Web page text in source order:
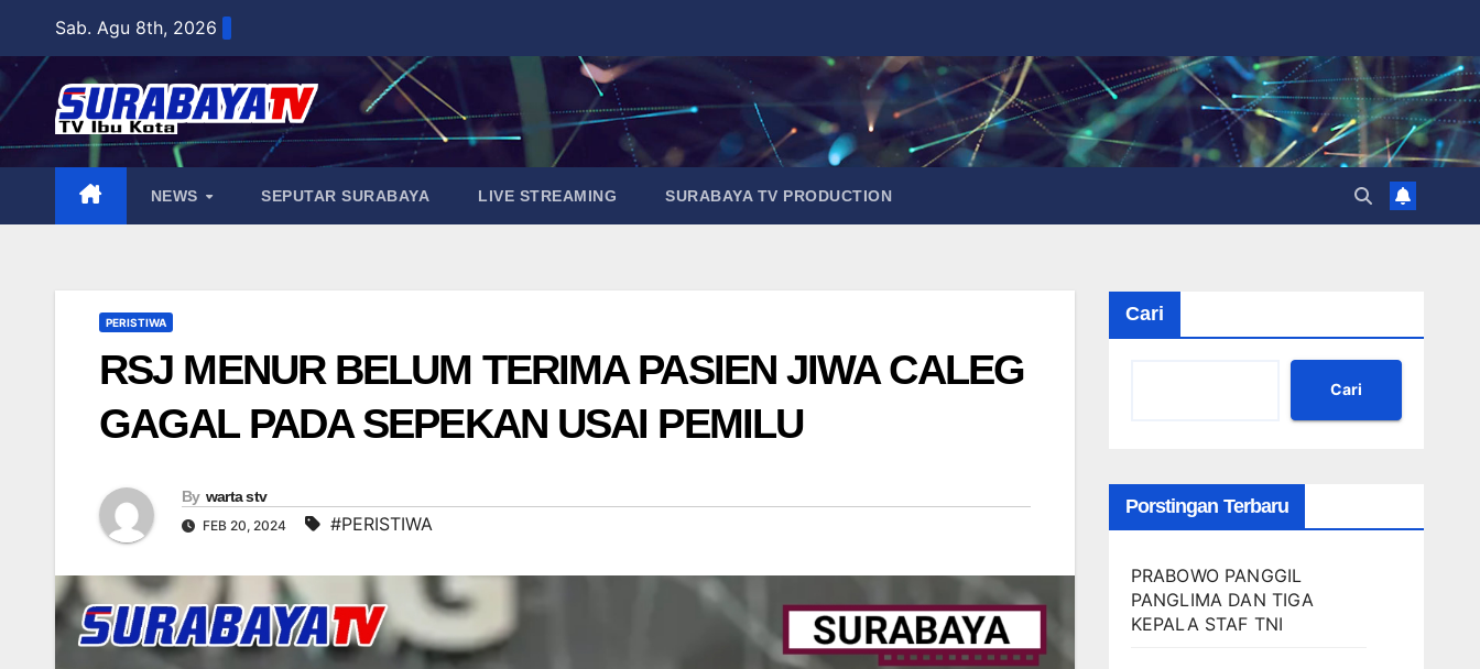
content
Sab. Agu 8th, 2026
NEWS SEPUTAR SURABAYA LIVE STREAMING SURABAYA TV PRODUCTION
PERISTIWA
RSJ MENUR BELUM TERIMA PASIEN JIWA CALEG
GAGAL PADA SEPEKAN USAI PEMILU
By warta stv
FEB 20, 2024 #PERISTIWA
Cari
Cari
Porstingan Terbaru
PRABOWO PANGGIL
PANGLIMA DAN TIGA
KEPALA STAF TNI